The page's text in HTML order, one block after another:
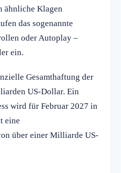
ähnliche Klagen
das sogenannte
oder Autoplay –
ein.
Gesamthaftung der
US-Dollar. Ein
wird für Februar 2027 in
eine
über einer Milliarde US-